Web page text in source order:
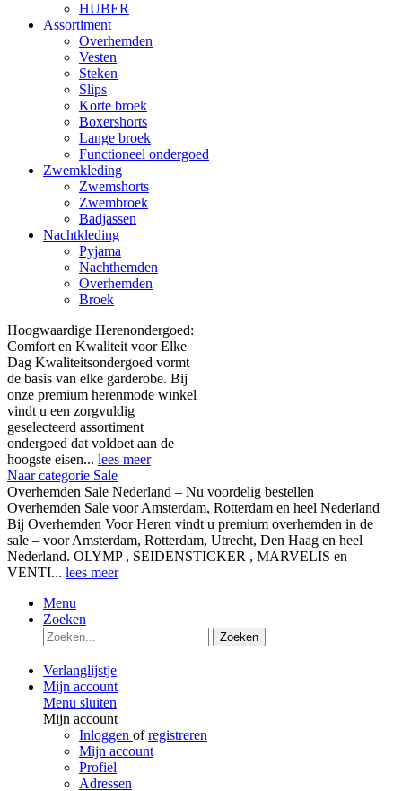
HUBER
Assortiment
Overhemden
Vesten
Steken
Slips
Korte broek
Boxershorts
Lange broek
Functioneel ondergoed
Zwemkleding
Zwemshorts
Zwembroek
Badjassen
Nachtkleding
Pyjama
Nachthemden
Overhemden
Broek
Hoogwaardige Herenondergoed:
Comfort en Kwaliteit voor Elke
Dag Kwaliteitsondergoed vormt
de basis van elke garderobe. Bij
onze premium herenmode winkel
vindt u een zorgvuldig
geselecteerd assortiment
ondergoed dat voldoet aan de
hoogste eisen... lees meer
Naar categorie Sale
Overhemden Sale Nederland – Nu voordelig bestellen
Overhemden Sale voor Amsterdam, Rotterdam en heel Nederland
Bij Overhemden Voor Heren vindt u premium overhemden in de
sale – voor Amsterdam, Rotterdam, Utrecht, Den Haag en heel
Nederland. OLYMP , SEIDENSTICKER , MARVELIS en
VENTI... lees meer
Menu
Zoeken
Zoeken
Verlanglijstje
Mijn account
Menu sluiten
Mijn account
Inloggen ofregistreren
Mijn account
Profiel
Adressen